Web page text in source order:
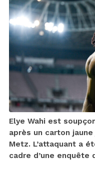
Elye Wahi est
après un carton
Metz. L’attaquant a
cadre d’une enquête